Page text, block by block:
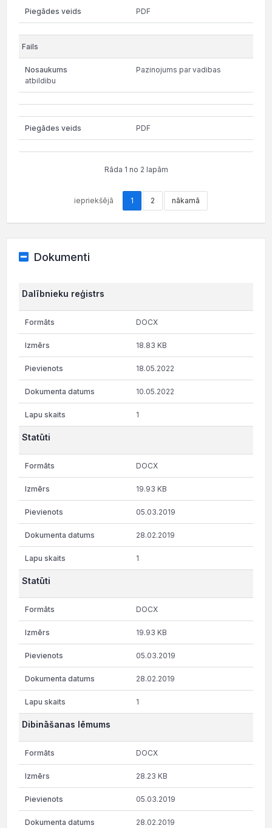
PDF
Pazinojums par vadibas
atbildibu
PDF
Rāda 1 no 2 lapām
iepriekšējā 1 2 nākamā
Dokumenti
Dalībnieku reģistrs
DOCX
18.83 KB
18.05.2022
10.05.2022
1
Statūti
DOCX
19.93 KB
05.03.2019
28.02.2019
1
Statūti
DOCX
19.93 KB
05.03.2019
28.02.2019
1
Dibināšanas lēmums
DOCX
28.23 KB
05.03.2019
28.02.2019